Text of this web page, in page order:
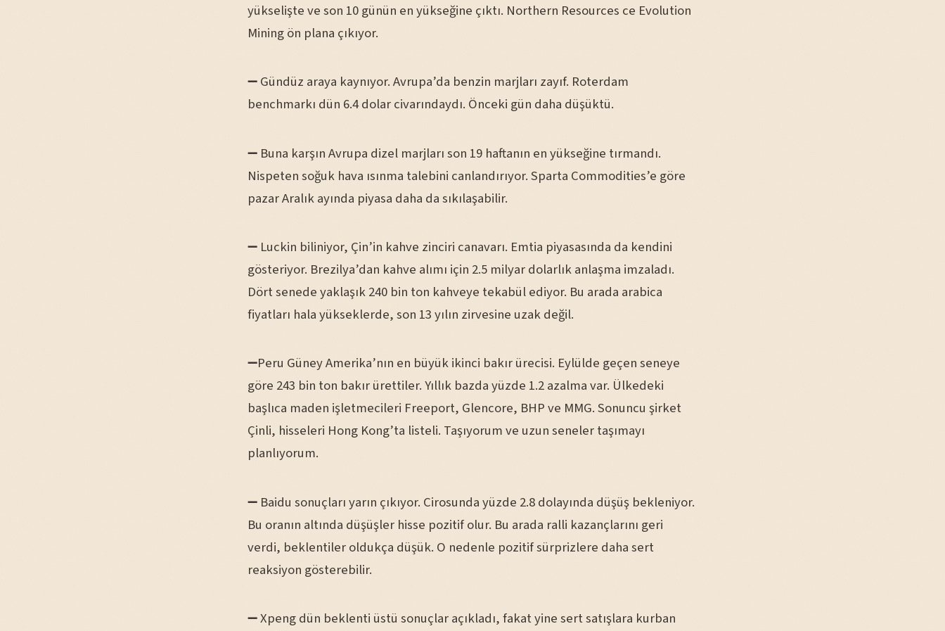
yükselişte ve son 10 günün en yükseğine çıktı. Northern Resources ce Evolution
Mining ön plana çıkıyor.
➖ Gündüz araya kaynıyor. Avrupa’da benzin marjları zayıf. Roterdam
benchmarkı dün 6.4 dolar civarındaydı. Önceki gün daha düşüktü.
➖ Buna karşın Avrupa dizel marjları son 19 haftanın en yükseğine tırmandı.
Nispeten soğuk hava ısınma talebini canlandırıyor. Sparta Commodities’e göre
pazar Aralık ayında piyasa daha da sıkılaşabilir.
➖ Luckin biliniyor, Çin’in kahve zinciri canavarı. Emtia piyasasında da kendini
gösteriyor. Brezilya’dan kahve alımı için 2.5 milyar dolarlık anlaşma imzaladı.
Dört senede yaklaşık 240 bin ton kahveye tekabül ediyor. Bu arada arabica
fiyatları hala yükseklerde, son 13 yılın zirvesine uzak değil.
➖Peru Güney Amerika’nın en büyük ikinci bakır ürecisi. Eylülde geçen seneye
göre 243 bin ton bakır ürettiler. Yıllık bazda yüzde 1.2 azalma var. Ülkedeki
başlıca maden işletmecileri Freeport, Glencore, BHP ve MMG. Sonuncu şirket
Çinli, hisseleri Hong Kong’ta listeli. Taşıyorum ve uzun seneler taşımayı
planlıyorum.
➖ Baidu sonuçları yarın çıkıyor. Cirosunda yüzde 2.8 dolayında düşüş bekleniyor.
Bu oranın altında düşüşler hisse pozitif olur. Bu arada ralli kazançlarını geri
verdi, beklentiler oldukça düşük. O nedenle pozitif sürprizlere daha sert
reaksiyon gösterebilir.
➖ Xpeng dün beklenti üstü sonuçlar açıkladı, fakat yine sert satışlara kurban